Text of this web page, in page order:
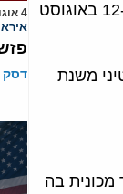
חברות במליציות מזוינות בלתי חוקיות בניגוד לנוסח סעיף 2 להחלטה על חוק שפורסם ב-12 באוגוסט
הפלסטיני משנת
נאשם מספר 1 ונאשם מספר 2 ירי לעבר מכונית בה
4 אוגוסט, 2026
דסק